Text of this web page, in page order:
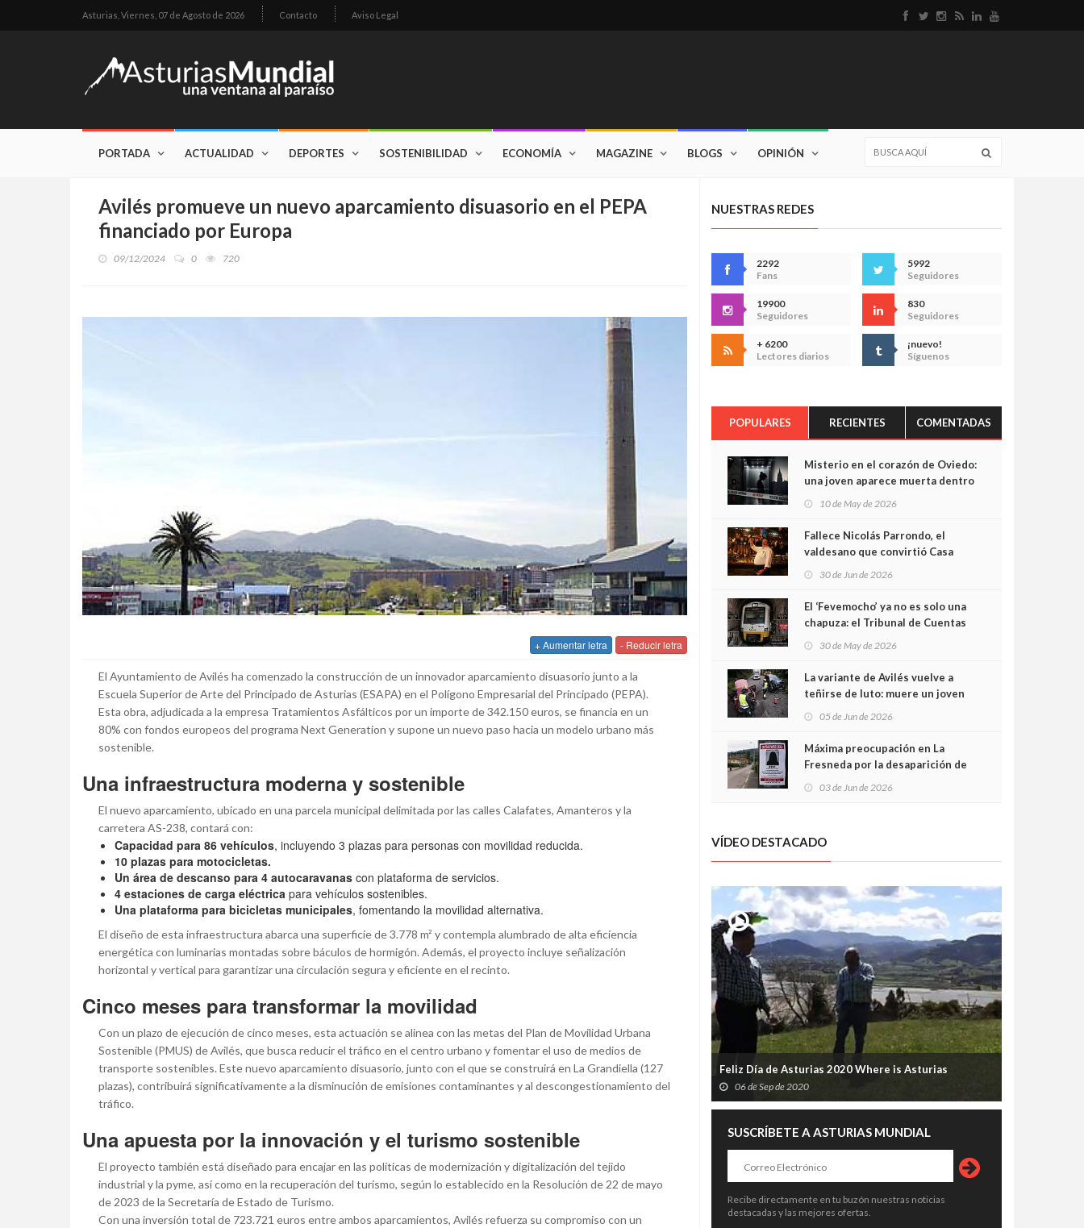
Asturias, Viernes, 07 de Agosto de 2026 Contacto Aviso Legal
PORTADA ACTUALIDAD DEPORTES SOSTENIBILIDAD ECONOMÍA MAGAZINE BLOGS OPINIÓN
Avilés promueve un nuevo aparcamiento disuasorio en el PEPA
financiado por Europa
09/12/2024 0 720
+ Aumentar letra - Reducir letra
El Ayuntamiento de Avilés ha comenzado la construcción de un innovador aparcamiento disuasorio junto a la
Escuela Superior de Arte del Principado de Asturias (ESAPA) en el Polígono Empresarial del Principado (PEPA).
Esta obra, adjudicada a la empresa Tratamientos Asfálticos por un importe de 342.150 euros, se financia en un
80% con fondos europeos del programa Next Generation y supone un nuevo paso hacia un modelo urbano más
sostenible.
Una infraestructura moderna y sostenible
El nuevo aparcamiento, ubicado en una parcela municipal delimitada por las calles Calafates, Amanteros y la
carretera AS-238, contará con:
Capacidad para 86 vehículos, incluyendo 3 plazas para personas con movilidad reducida.
10 plazas para motocicletas.
Un área de descanso para 4 autocaravanas con plataforma de servicios.
4 estaciones de carga eléctrica para vehículos sostenibles.
Una plataforma para bicicletas municipales, fomentando la movilidad alternativa.
El diseño de esta infraestructura abarca una superficie de 3.778 m² y contempla alumbrado de alta eficiencia
energética con luminarias montadas sobre báculos de hormigón. Además, el proyecto incluye señalización
horizontal y vertical para garantizar una circulación segura y eficiente en el recinto.
Cinco meses para transformar la movilidad
Con un plazo de ejecución de cinco meses, esta actuación se alinea con las metas del Plan de Movilidad Urbana
Sostenible (PMUS) de Avilés, que busca reducir el tráfico en el centro urbano y fomentar el uso de medios de
transporte sostenibles. Este nuevo aparcamiento disuasorio, junto con el que se construirá en La Grandiella (127
plazas), contribuirá significativamente a la disminución de emisiones contaminantes y al descongestionamiento del
tráfico.
Una apuesta por la innovación y el turismo sostenible
El proyecto también está diseñado para encajar en las políticas de modernización y digitalización del tejido
industrial y la pyme, así como en la recuperación del turismo, según lo establecido en la Resolución de 22 de mayo
de 2023 de la Secretaría de Estado de Turismo.
Con una inversión total de 723.721 euros entre ambos aparcamientos, Avilés refuerza su compromiso con un
NUESTRAS REDES
2292
Fans
5992
Seguidores
19900
Seguidores
830
Seguidores
+ 6200
Lectores diarios
¡nuevo!
Síguenos
POPULARES RECIENTES COMENTADAS
Misterio en el corazón de Oviedo:
una joven aparece muerta dentro
cámaras captan sus últimos
minutos
10 de May de 2026
Fallece Nicolás Parrondo, el
valdesano que convirtió Casa
30 de Jun de 2026
El ‘Fevemocho’ ya no es solo una
chapuza: el Tribunal de Cuentas
sobrecoste de los trenes que no
cabían por los túneles
30 de May de 2026
La variante de Avilés vuelve a
teñirse de luto: muere un joven
05 de Jun de 2026
Máxima preocupación en La
Fresneda por la desaparición de
03 de Jun de 2026
VÍDEO DESTACADO
Feliz Día de Asturias 2020 Where is Asturias
06 de Sep de 2020
SUSCRÍBETE A ASTURIAS MUNDIAL
Recibe directamente en tu buzón nuestras noticias
destacadas y las mejores ofertas.